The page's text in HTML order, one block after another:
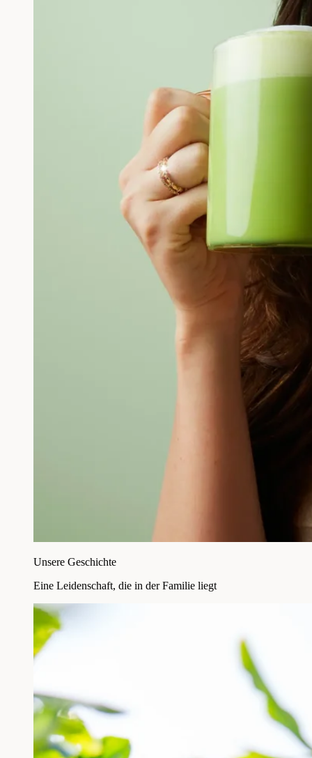
Unsere Geschichte
Eine Leidenschaft, die in der Familie liegt